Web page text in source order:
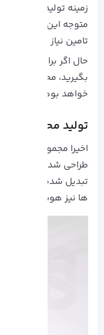
زمینه تولید محتوا و
متوجه این موضوع
تامین نیاز کاربر، برای
حال اگر برای تولید
بگیرید، محتوای
خواهد بود.
تولید محتوا با
اخیرا مجموعه ای از
طراحی شده اند، به
تبدیل شده اند. در
ها نیز هوش مصنوعی